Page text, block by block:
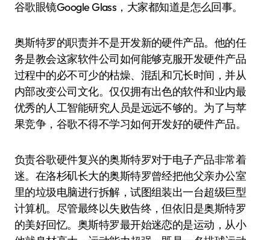
谷歌眼镜Google Glass，大家都知道是怎么回事。
奥斯特罗的职责并不是开发新的硬件产品。他的任
务是教会这家软件公司如何能够克服开发硬件产品
过程中的必不可少的枯燥、混乱和冗长时间，并从
内部改变公司文化。仅仅拥有出色的软件和业内最
优秀的人工智能研究人员是远远不够的。为了与苹
果竞争，谷歌不得不学习如何开发好的硬件产品。
负责谷歌硬件复兴的奥斯特罗对于电子产品非常着
迷。在洛杉矶长大的奥斯特罗曾经把他父亲办公室
里的垃圾电脑进行拆解，试图组装出一台超级巨型
计算机。尽管最终以失败告终，但依旧是奥斯特罗
的美好回忆。奥斯特罗最开始迷恋的是运动，从小